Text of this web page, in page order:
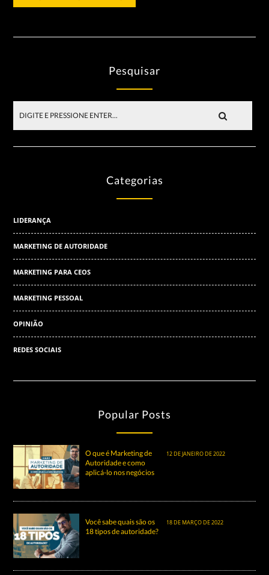
Pesquisar
Categorias
LIDERANÇA
MARKETING DE AUTORIDADE
MARKETING PARA CEOS
MARKETING PESSOAL
OPINIÃO
REDES SOCIAIS
Popular Posts
O que é Marketing de
Autoridade e como
aplicá-lo nos negócios
12 DE JANEIRO DE 2022
Você sabe quais são os
18 tipos de autoridade?
18 DE MARÇO DE 2022